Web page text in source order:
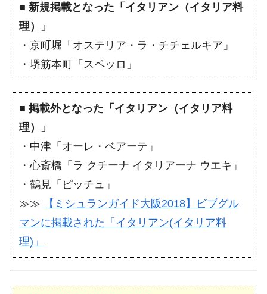
■ 新規掲載となった「イタリアン（イタリア料
理）」
・京町堀「オステリア・ラ・チチェルキア」
・堺筋本町「スペッロ」
■ 掲載外となった「イタリアン（イタリア料
理）」
・中津「オーレ・ベアーテ」
・心斎橋「ラ クチーナ イタリアーナ ウエキ」
・鶴見「ピッチュ」
≫≫
【ミシュランガイド大阪2018】ビブグル
マンに掲載された「イタリアン(イタリア料
理)」